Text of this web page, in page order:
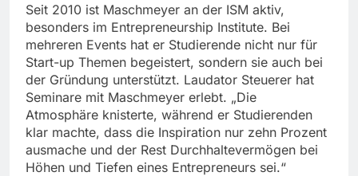
Seit 2010 ist Maschmeyer an der ISM aktiv,
besonders im Entrepreneurship Institute. Bei
mehreren Events hat er Studierende nicht nur für
Start-up Themen begeistert, sondern sie auch bei
der Gründung unterstützt. Laudator Steuerer hat
Seminare mit Maschmeyer erlebt. „Die
Atmosphäre knisterte, während er Studierenden
klar machte, dass die Inspiration nur zehn Prozent
ausmache und der Rest Durchhaltevermögen bei
Höhen und Tiefen eines Entrepreneurs sei.“